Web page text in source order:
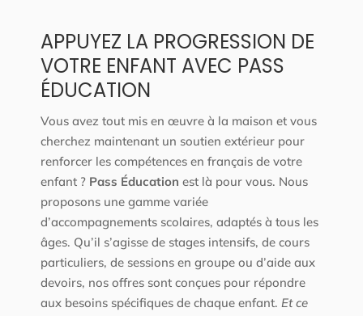
APPUYEZ LA PROGRESSION DE
VOTRE ENFANT AVEC PASS
ÉDUCATION
Vous avez tout mis en œuvre à la maison et vous
cherchez maintenant un soutien extérieur pour
renforcer les compétences en français de votre
enfant ? Pass Éducation est là pour vous. Nous
proposons une gamme variée
d’accompagnements scolaires, adaptés à tous les
âges. Qu’il s’agisse de stages intensifs, de cours
particuliers, de sessions en groupe ou d’aide aux
devoirs, nos offres sont conçues pour répondre
aux besoins spécifiques de chaque enfant. Et ce